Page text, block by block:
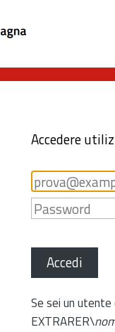
Accedere
Accedi
Se sei un
EXTRARER\